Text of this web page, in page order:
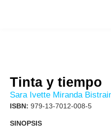
Tinta y tiempo
Sara Ivette Miranda
ISBN: 979-13-7012-008-5
SINOPSIS